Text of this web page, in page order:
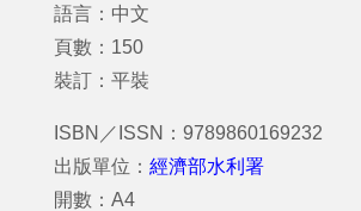
語言：中文
頁數：150
裝訂：平裝
ISBN／ISSN：9789860169232
出版單位： 經濟部水利署
開數：A4